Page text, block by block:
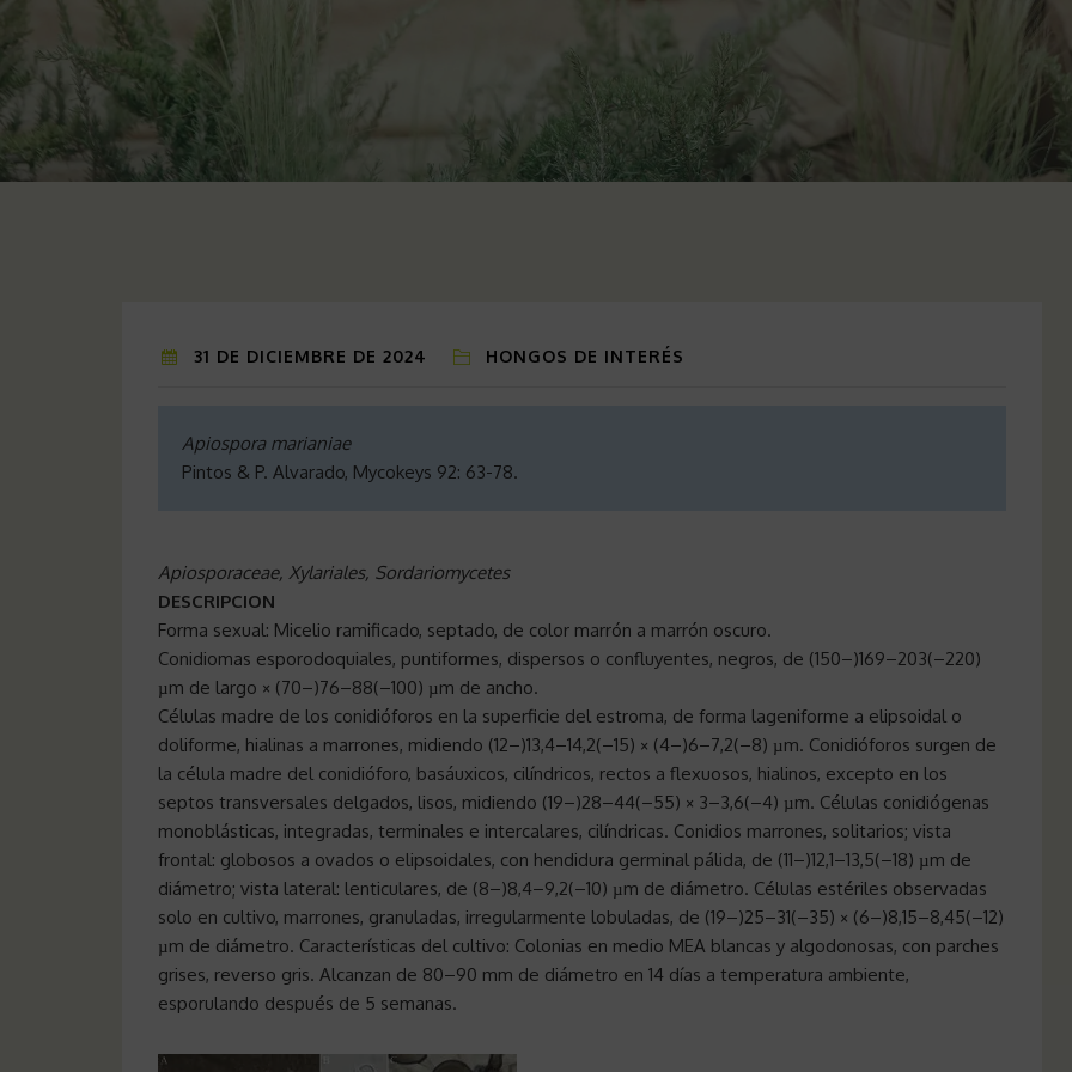
31 DE DICIEMBRE DE 2024 HONGOS DE INTERÉS
Apiospora marianiae
Pintos & P. Alvarado, Mycokeys 92: 63-78.
Apiosporaceae, Xylariales, Sordariomycetes
DESCRIPCION
Forma sexual: Micelio ramificado, septado, de color marrón a marrón oscuro.
Conidiomas esporodoquiales, puntiformes, dispersos o confluyentes, negros, de (150–)169–203(–220)
µm de largo × (70–)76–88(–100) µm de ancho.
Células madre de los conidióforos en la superficie del estroma, de forma lageniforme a elipsoidal o
doliforme, hialinas a marrones, midiendo (12–)13,4–14,2(–15) × (4–)6–7,2(–8) µm. Conidióforos surgen de
la célula madre del conidióforo, basáuxicos, cilíndricos, rectos a flexuosos, hialinos, excepto en los
septos transversales delgados, lisos, midiendo (19–)28–44(–55) × 3–3,6(–4) µm. Células conidiógenas
monoblásticas, integradas, terminales e intercalares, cilíndricas. Conidios marrones, solitarios; vista
frontal: globosos a ovados o elipsoidales, con hendidura germinal pálida, de (11–)12,1–13,5(–18) µm de
diámetro; vista lateral: lenticulares, de (8–)8,4–9,2(–10) µm de diámetro. Células estériles observadas
solo en cultivo, marrones, granuladas, irregularmente lobuladas, de (19–)25–31(–35) × (6–)8,15–8,45(–12)
µm de diámetro. Características del cultivo: Colonias en medio MEA blancas y algodonosas, con parches
grises, reverso gris. Alcanzan de 80–90 mm de diámetro en 14 días a temperatura ambiente,
esporulando después de 5 semanas.